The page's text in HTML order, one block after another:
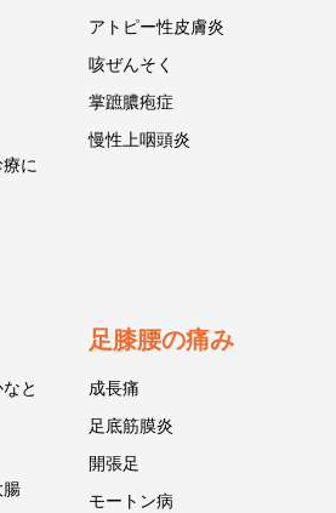
に
アトピー性皮膚炎
咳ぜんそく
掌蹠膿疱症
慢性上咽頭炎
と
腸
足膝腰の痛み
成長痛
足底筋膜炎
開張足
モートン病